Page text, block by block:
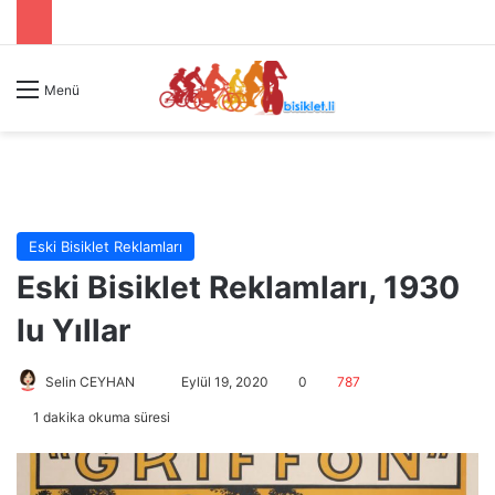
Menü
Eski Bisiklet Reklamları
Eski Bisiklet Reklamları, 1930
lu Yıllar
Selin CEYHAN
e
-
Eylül 19, 2020 0 787
1 dakika okuma süresi